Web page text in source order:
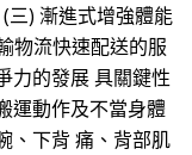
三) 漸進式增強體能
物流快速配送的服
力的發展 具關鍵性
運動作及不當身體
、下背 痛、背部肌